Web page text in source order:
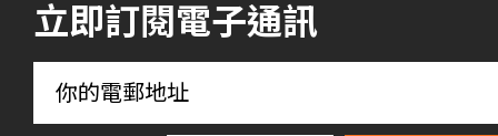
立即訂閱電子通訊